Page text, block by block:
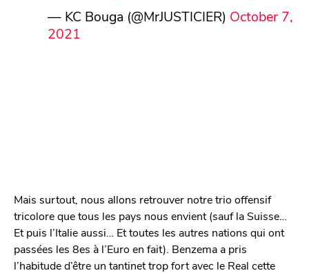
— KC Bouga (@MrJUSTICIER) October 7,
2021
Mais surtout, nous allons retrouver notre trio offensif
tricolore que tous les pays nous envient (sauf la Suisse…
Et puis l’Italie aussi… Et toutes les autres nations qui ont
passées les 8es à l’Euro en fait). Benzema a pris
l’habitude d’être un tantinet trop fort avec le Real cette